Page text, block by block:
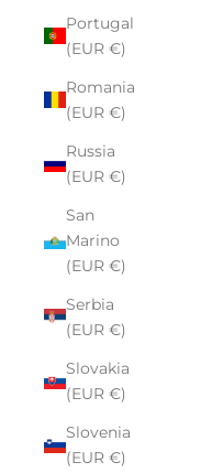
Portugal
(EUR €)
Romania
(EUR €)
Russia
(EUR €)
San
Marino
(EUR €)
Serbia
(EUR €)
Slovakia
(EUR €)
Slovenia
(EUR €)